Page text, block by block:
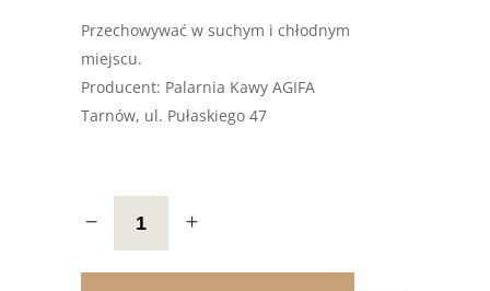
Przechowywać w suchym i chłodnym
miejscu.
Producent: Palarnia Kawy AGIFA
Tarnów, ul. Pułaskiego 47